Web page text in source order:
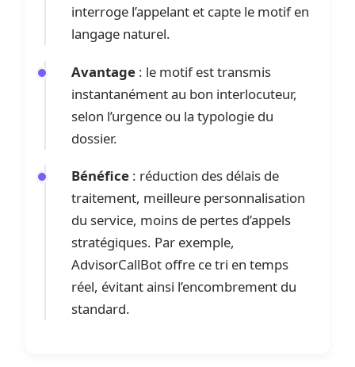
interroge l’appelant et capte le motif en
langage naturel.
Avantage : le motif est transmis
instantanément au bon interlocuteur,
selon l’urgence ou la typologie du
dossier.
Bénéfice : réduction des délais de
traitement, meilleure personnalisation
du service, moins de pertes d’appels
stratégiques. Par exemple,
AdvisorCallBot offre ce tri en temps
réel, évitant ainsi l’encombrement du
standard.